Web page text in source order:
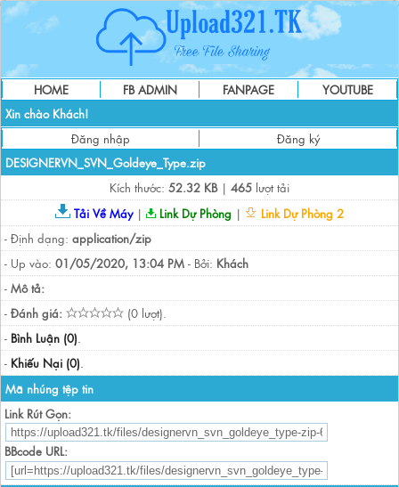
HOME FB ADMIN FANPAGE
YOUTUBE
Xin chào Khách!
Đăng nhập
Đăng ký
DESIGNERVN_SVN_Goldeye_Type.zip
Kích thước: 52.32 KB| 465 lượt tải
Tải Về Máy| Link Dự Phòng |
Link Dự Phòng 2
- Định dạng: application/zip
- Up vào: 01/05/2020, 13:04 PM - Bởi: Khách
- Mô tả:
- Đánh giá:
(0 lượt).
- Bình Luận (0).
- Khiếu Nại (0).
Mã nhúng tệp tin
Link Rút Gọn:
BBcode URL: